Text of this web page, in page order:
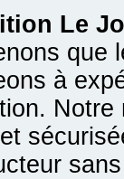
Le
que
à
Notre